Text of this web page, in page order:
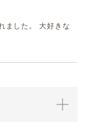
ました。 大好きな